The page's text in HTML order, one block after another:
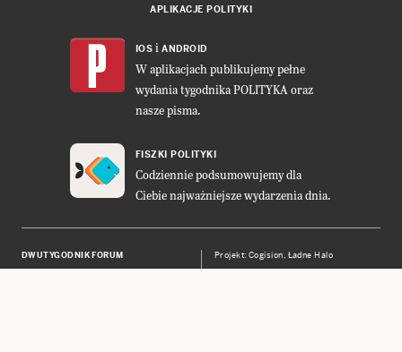
APLIKACJE POLITYKI
IOS i ANDROID
W aplikacjach publikujemy pełne
wydania tygodnika POLITYKA oraz
nasze pisma.
FISZKI POLITYKI
Codziennie podsumowujemy dla
Ciebie najważniejsze wydarzenia dnia.
DWUTYGODNIK FORUM Projekt:Cogision, Ładne Halo